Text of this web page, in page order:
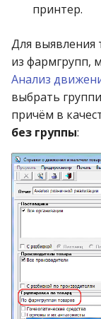
Справочник
Справочник
округления
доставки
Справочник
Справочник
наценок
Справочник
принтер.
Для выявления
из фармгрупп,
Анализ
выбрать
причём в
без группы: